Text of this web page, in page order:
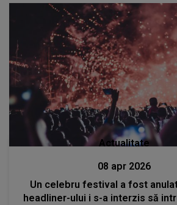
Actualitate
08 apr 2026
Un celebru festival a fost
headliner-ului i s-a interzis să